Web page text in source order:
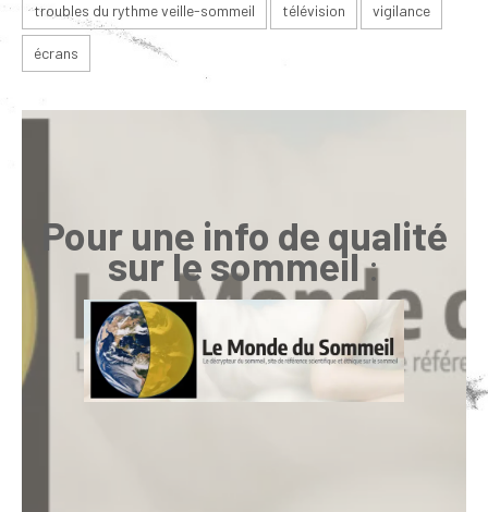
troubles du rythme veille-sommeil télévision vigilance
écrans
Pour une info de qualité
sur le sommeil: